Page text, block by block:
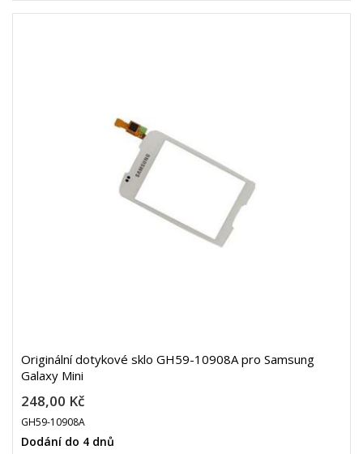
Originální dotykové sklo GH59-10908A pro Samsung
Galaxy Mini
248,00 Kč
GH59-10908A
Dodání do 4 dnů